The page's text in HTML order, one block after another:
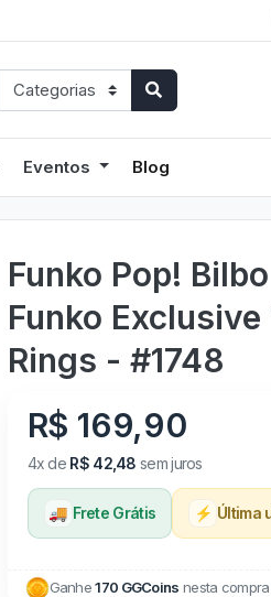
Eventos Blog
Funko Pop!
Funko
Rings - #1748
R$ 169,90
4x de R$ 42,48 sem juros
🚚 Frete Grátis ⚡ Última
Ganhe170 GGCoins nesta compra